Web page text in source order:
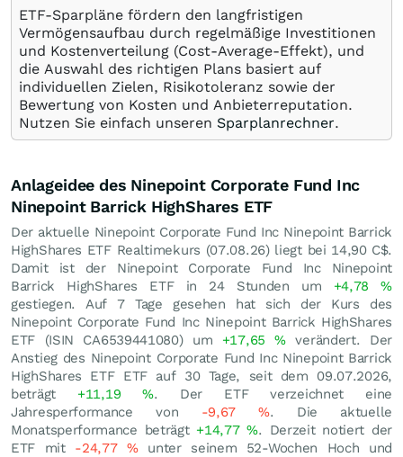
ETF-Sparpläne fördern den langfristigen
Vermögensaufbau durch regelmäßige Investitionen
und Kostenverteilung (Cost-Average-Effekt), und
die Auswahl des richtigen Plans basiert auf
individuellen Zielen, Risikotoleranz sowie der
Bewertung von Kosten und Anbieterreputation.
Nutzen Sie einfach unseren Sparplanrechner.
Anlageidee des Ninepoint Corporate Fund Inc
Ninepoint Barrick HighShares ETF
Der aktuelle Ninepoint Corporate Fund Inc Ninepoint Barrick
HighShares ETF Realtimekurs (07.08.26) liegt bei 14,90 C$.
Damit ist der Ninepoint Corporate Fund Inc Ninepoint
Barrick HighShares ETF in 24 Stunden um +4,78%
gestiegen. Auf 7 Tage gesehen hat sich der Kurs des
Ninepoint Corporate Fund Inc Ninepoint Barrick HighShares
ETF (ISIN CA6539441080) um +17,65% verändert. Der
Anstieg des Ninepoint Corporate Fund Inc Ninepoint Barrick
HighShares ETF ETF auf 30 Tage, seit dem 09.07.2026,
beträgt +11,19%. Der ETF verzeichnet eine
Jahresperformance von -9,67%. Die aktuelle
Monatsperformance beträgt +14,77%. Derzeit notiert der
ETF mit -24,77 %unter seinem 52-Wochen Hoch und